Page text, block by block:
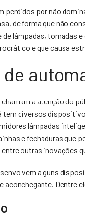
por não
de forma que não
lâmpadas, tomadas
e que causa
a atenção do
tem diversos
lâmpadas
e fechaduras que
outras inovações
alguns
aconchegante. Dentre